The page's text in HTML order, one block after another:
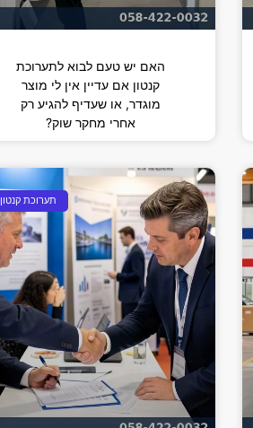
האם יש טעם לבוא לתערוכת
קנטון אם עדיין אין לי מוצר
מוגדר, או שעדיף להגיע רק
אחרי מחקר שוק?
תערוכת קנטון